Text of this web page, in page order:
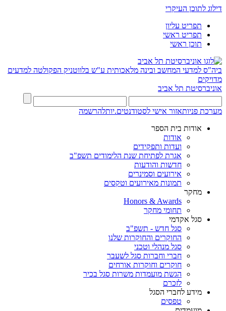
דילוג לתוכן העיקרי
תפריט עליון
תפריט ראשי
תוכן ראשי
ביה"ס למדעי המחשב ובינה מלאכותית ע"ש בלווטניק הפקולטה למדעים
מדויקים
אוניברסיטת תל אביב
מערכת פניותאזור אישי לסטודנטים.יותלהרשמה
אודות בית הספר
אודות
ועדות ותפקידים
אגרת לפתיחת שנת הלימודים תשפ"ב
חדשות והודעות
אירועים וסמינרים
תמונות מאירועים וטקסים
מחקר
Honors & Awards
תחומי מחקר
סגל אקדמי
סגל חדש - תשפ"ב
החוקרים והחוקרות שלנו
סגל מנהלי וטכני
חברי וחברות סגל לשעבר
חוקרים וחוקרות אורחים
הגשת מועמדות משרות סגל בכיר
לזכרם
מידע לחברי הסגל
טפסים